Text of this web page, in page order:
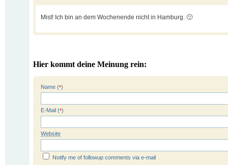
Mist! Ich bin an dem Wochenende nicht in Hamburg. 🙁
Hier kommt deine Meinung rein:
Name (*)
E-Mail (*)
Website
Notify me of followup comments via e-mail